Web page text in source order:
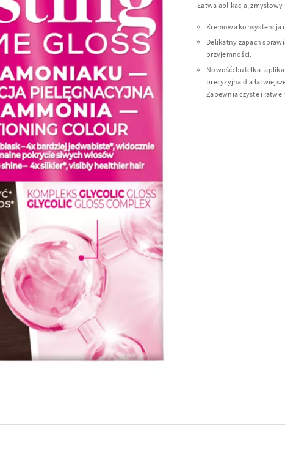
Łatwa aplikacja,
Kremowa konsystencja
Delikatny zapach
przyjemności.
Nowość: butelka-
precyzyjna dla
Zapewnia czyste i